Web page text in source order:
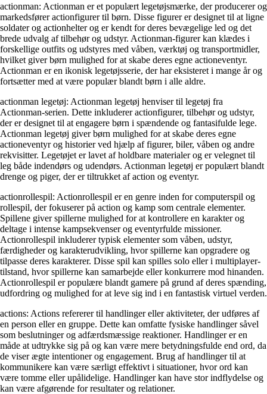
actionman: Actionman er et populært legetøjsmærke, der producerer og
markedsfører actionfigurer til børn. Disse figurer er designet til at ligne
soldater og actionhelter og er kendt for deres bevægelige led og det
brede udvalg af tilbehør og udstyr. Actionman-figurer kan klædes i
forskellige outfits og udstyres med våben, værktøj og transportmidler,
hvilket giver børn mulighed for at skabe deres egne actioneventyr.
Actionman er en ikonisk legetøjsserie, der har eksisteret i mange år og
fortsætter med at være populær blandt børn i alle aldre.
actionman legetøj: Actionman legetøj henviser til legetøj fra
Actionman-serien. Dette inkluderer actionfigurer, tilbehør og udstyr,
der er designet til at engagere børn i spændende og fantasifulde lege.
Actionman legetøj giver børn mulighed for at skabe deres egne
actioneventyr og historier ved hjælp af figurer, biler, våben og andre
rekvisitter. Legetøjet er lavet af holdbare materialer og er velegnet til
leg både indendørs og udendørs. Actionman legetøj er populært blandt
drenge og piger, der er tiltrukket af action og eventyr.
actionrollespil: Actionrollespil er en genre inden for computerspil og
rollespil, der fokuserer på action og kamp som centrale elementer.
Spillene giver spillerne mulighed for at kontrollere en karakter og
deltage i intense kampsekvenser og eventyrfulde missioner.
Actionrollespil inkluderer typisk elementer som våben, udstyr,
færdigheder og karakterudvikling, hvor spillerne kan opgradere og
tilpasse deres karakterer. Disse spil kan spilles solo eller i multiplayer-
tilstand, hvor spillerne kan samarbejde eller konkurrere mod hinanden.
Actionrollespil er populære blandt gamere på grund af deres spænding,
udfordring og mulighed for at leve sig ind i en fantastisk virtuel verden.
actions: Actions refererer til handlinger eller aktiviteter, der udføres af
en person eller en gruppe. Dette kan omfatte fysiske handlinger såvel
som beslutninger og adfærdsmæssige reaktioner. Handlinger er en
måde at udtrykke sig på og kan være mere betydningsfulde end ord, da
de viser ægte intentioner og engagement. Brug af handlinger til at
kommunikere kan være særligt effektivt i situationer, hvor ord kan
være tomme eller upålidelige. Handlinger kan have stor indflydelse og
kan være afgørende for resultater og relationer.